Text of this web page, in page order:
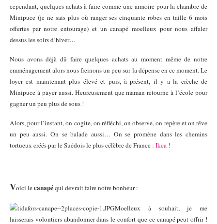
cependant, quelques achats à faire comme une armoire pour la chambre de
Minipuce (je ne sais plus où ranger ses cinquante robes en taille 6 mois
offertes par notre entourage) et un canapé moelleux pour nous affaler
dessus les soirs d’hiver…
Nous avons déjà dû faire quelques achats au moment même de notre
emménagement alors nous freinons un peu sur la dépense en ce moment. Le
loyer est maintenant plus élevé et puis, à présent, il y a la crèche de
Minipuce à payer aussi. Heureusement que maman retourne à l’école pour
gagner un peu plus de sous !
Alors, pour l’instant, on cogite, on réfléchi, on observe, on repère et on rêve
un peu aussi. On se balade aussi… On se promène dans les chemins
tortueux créés par le Suédois le plus célèbre de France : Ikea !
Voici lecanapéqui devrait faire notre bonheur :
Moelleux à souhait, je me
laisserais volontiers abandonner dans le confort que ce canapé peut offrir !